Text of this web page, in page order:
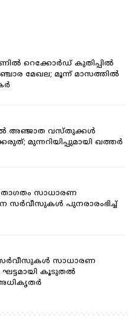
റെ​ക്കോർഡ് കുതിപ്പിൽ
മേഖല; മൂന്ന് മാസത്തിൽ
അഞ്ജാത വസ്തുക്കൾ
മുന്നറിയിപ്പുമായി ഖത്തർ
സാധാരണ
സർവീസുകൾ പുനരാരംഭിച്ച്
സർവീസുകൾ സാധാരണ
ഘട്ടമായി കൂടുതൽ